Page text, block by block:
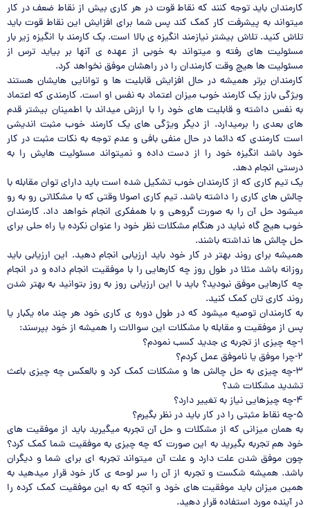
کارمندان باید توجه کنند که نقاط قوت در هر کاری بیش از نقاط ضعف در کار
میتواند به پیشرفت کار کمک کند پس شما برای افزایش این نقاط قوت باید
تلاش کنید. تلاش بیشتر نیازمند انگیزه ی بالا است. یک کارمند با انگیزه زیر بار
مسئولیت های رفته و میتواند به خوبی از عهده ی آنها بر بیاید ترس از
مسئولیت ها هیچ وقت کارمندان را در راهشان موفق نخواهد کرد.
کارمندان برتر همیشه در حال افزایش قابلیت ها و توانایی هایشان هستند
ویژگی بارز یک کارمند خوب میزان اعتماد به نفس او است. کارمندی که اعتماد
به نفس داشته و قابلیت های خود را با ارزش میداند با اطمینان بیشتر قدم
های بعدی را برمیدارد. از دیگر ویژگی های یک کارمند خوب مثبت اندیشی
است کارمندی که دائما در حال منفی بافی و عدم توجه به نکات مثبت در کار
خود باشد انگیزه خود را از دست داده و نمیتواند مسئولیت هایش را به
درستی انجام دهد.
یک تیم کاری که از کارمندان خوب تشکیل شده است باید دارای توان مقابله با
چالش های کاری را داشته باشد. تیم کاری اصولا وقتی که با مشکلاتی رو به رو
میشود حل آن را به صورت گروهی و با همفکری انجام خواهد داد. کارمندان
خوب هیچ گاه نباید در هنگام مشکلات نظر خود را عنوان نکرده یا راه حلی برای
حل چالش ها نداشته باشند.
همیشه برای روند بهتر در کار خود باید ارزیابی انجام دهید. این ارزیابی باید
روزانه باشد مثلا در طول روز چه کارهایی را با موفقیت انجام داده و در انجام
چه کارهایی موفق نبودید؟ باید با این ارزیابی روز به روز بتوانید به بهتر شدن
روند کاری تان کمک کنید.
به کارمندان توصیه میشود که در طول دوره ی کاری خود هر چند ماه یکبار یا
پس از موفقیت و مقابله با مشکلات این سوالات را همیشه از خود بپرسند:
۱-چه چیزی از تجربه ی جدید کسب نمودم؟
۲-چرا موفق یا ناموفق عمل کردم؟
۳-چه چیزی به حل چالش ها و مشکلات کمک کرد و بالعکس چه چیزی باعث
تشدید مشکلات شد؟
۴-چه چیزهایی نیاز به تغییر دارد؟
۵-چه نقاط مثبتی را در کار باید در نظر بگیرم؟
به همان میزانی که از مشکلات و حل آن تجربه میگیرید باید از موفقیت های
خود هم تجربه بگیرید به این صورت که چه چیزی به موفقیت شما کمک کرد؟
چون موفق شدن علت دارد و علت آن میتواند تجربه ای برای شما و دیگران
باشد. همیشه شکست و تجربه از آن را سر لوحه ی کار خود قرار میدهید به
همین میزان باید موفقیت های خود و آنچه که به این موفقیت کمک کرده را
در آینده مورد استفاده قرار دهید.